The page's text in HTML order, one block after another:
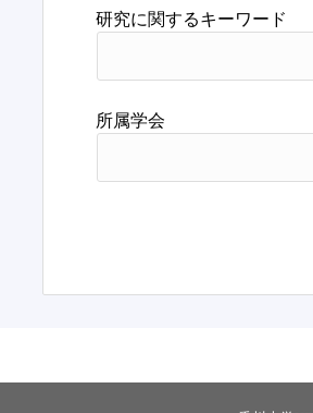
研究に関するキーワード
所属学会